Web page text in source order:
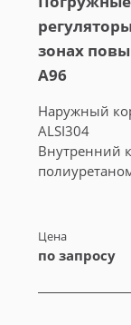
зонах
A96
Наружный
ALSI304
Внутренний
Цена
по запросу